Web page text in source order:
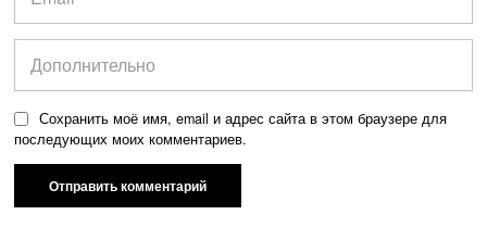
Сохранить моё имя, email и адрес сайта в этом браузере для
последующих моих комментариев.